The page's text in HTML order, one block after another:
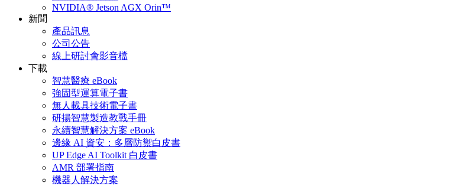
NVIDIA® Jetson AGX Orin™
新聞
產品訊息
公司公告
線上研討會影音檔
下載
智慧醫療 eBook
強固型運算電子書
無人載具技術電子書
研揚智慧製造教戰手冊
永續智慧解決方案 eBook
邊緣 AI 資安：多層防禦白皮書
UP Edge AI Toolkit 白皮書
AMR 部署指南
機器人解決方案